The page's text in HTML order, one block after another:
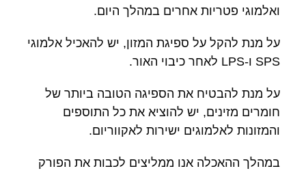
ואלמוגי פטריות אחרים במהלך היום.
על מנת להקל על ספיגת המזון, יש להאכיל אלמוגי
SPS ו-LPS לאחר כיבוי האור.
על מנת להבטיח את הספיגה הטובה ביותר של
חומרים מזינים, יש להוציא את כל התוספים
והמזונות לאלמוגים ישירות לאקווריום.
במהלך ההאכלה אנו ממליצים לכבות את הפורק